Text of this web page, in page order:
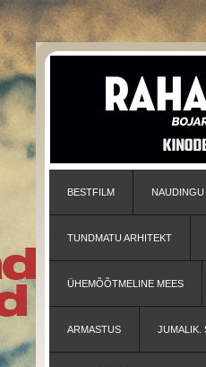
BESTFILM NAUDINGU
TUNDMATU ARHITEKT
ÜHEMÕÕTMELINE MEES
ARMASTUS JUMALIK.